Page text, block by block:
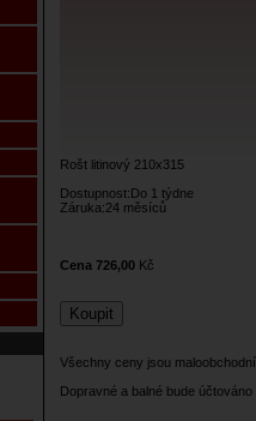
Rošt litinový 210x315
Dostupnost:Do 1 týdne
Záruka:24 měsíců
Cena 726,00 Kč
Všechny ceny jsou
Dopravné a balné bude